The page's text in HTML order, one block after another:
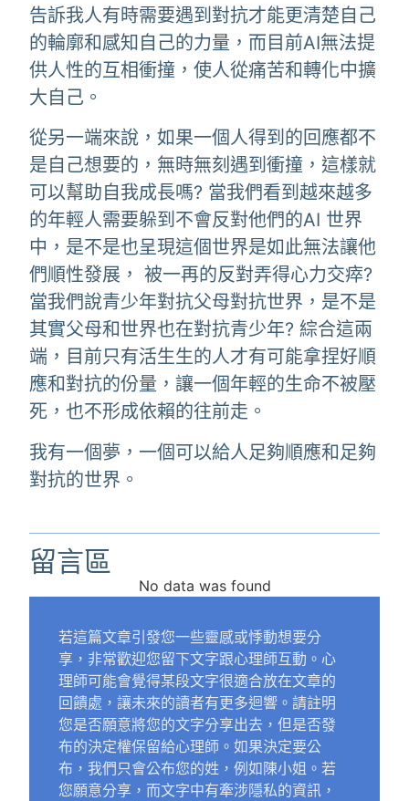
告訴我人有時需要遇到對抗才能更清楚自己
的輪廓和感知自己的力量，而目前AI無法提
供人性的互相衝撞，使人從痛苦和轉化中擴
大自己。
從另一端來說，如果一個人得到的回應都不
是自己想要的，無時無刻遇到衝撞，這樣就
可以幫助自我成長嗎? 當我們看到越來越多
的年輕人需要躲到不會反對他們的AI 世界
中，是不是也呈現這個世界是如此無法讓他
們順性發展， 被一再的反對弄得心力交瘁?
當我們說青少年對抗父母對抗世界，是不是
其實父母和世界也在對抗青少年? 綜合這兩
端，目前只有活生生的人才有可能拿捏好順
應和對抗的份量，讓一個年輕的生命不被壓
死，也不形成依賴的往前走。
我有一個夢，一個可以給人足夠順應和足夠
對抗的世界。
留言區
No data was found
若這篇文章引發您一些靈感或悸動想要分
享，非常歡迎您留下文字跟心理師互動。心
理師可能會覺得某段文字很適合放在文章的
回饋處，讓未來的讀者有更多迴響。請註明
您是否願意將您的文字分享出去，但是否發
布的決定權保留給心理師。如果決定要公
布，我們只會公布您的姓，例如陳小姐。若
您願意分享，而文字中有牽涉隱私的資訊，